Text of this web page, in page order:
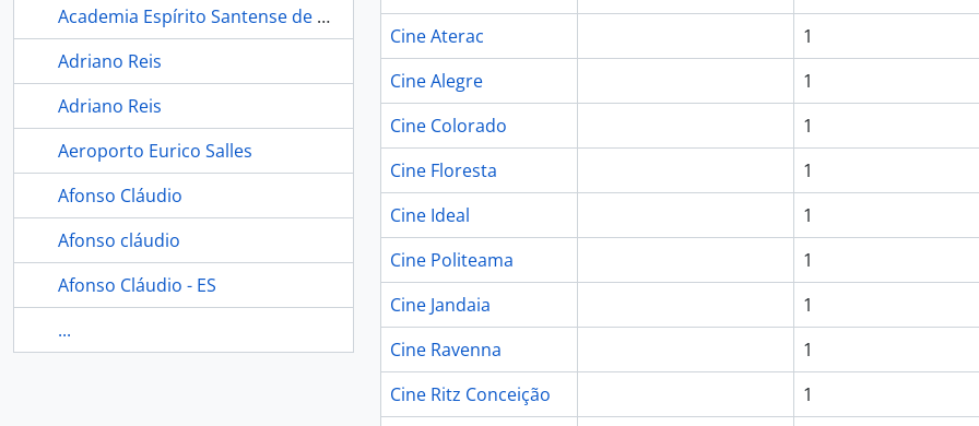
Academia Espírito Santense de Letras
Adriano Reis
Adriano Reis
Aeroporto Eurico Salles
Afonso Cláudio
Afonso cláudio
Afonso Cláudio - ES
...
Cine Aterac
1
Cine Alegre
1
Cine Colorado
1
Cine Floresta
1
Cine Ideal
1
Cine Politeama
1
Cine Jandaia
1
Cine Ravenna
1
Cine Ritz Conceição
1